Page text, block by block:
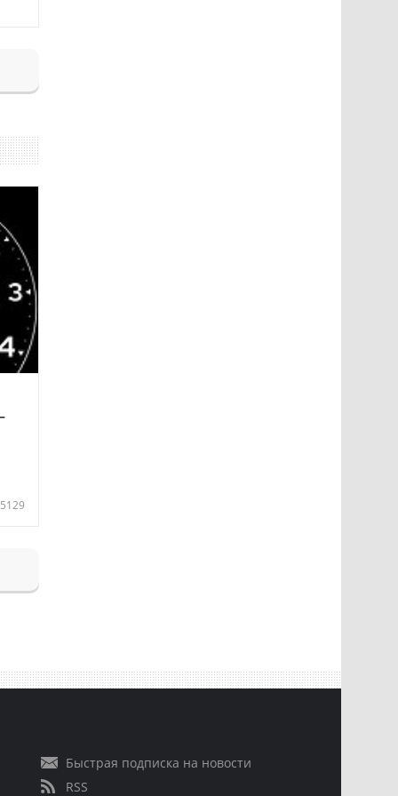
5129
Быстрая подписка на новости
RSS